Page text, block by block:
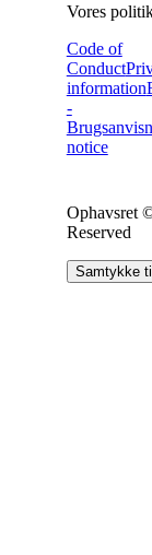
Vores
Code of
Conduct
information
-
notice
Ophavsret
Reserved
Samtykke